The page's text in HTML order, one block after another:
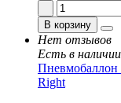
В корзину
Нет отзывов
Есть в наличии
Пневмобаллон
Right